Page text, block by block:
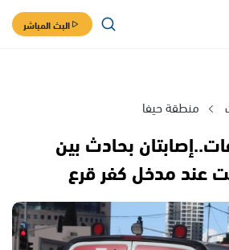
البث المباشر
منطقة حيفا
بحادث بين
عند مدخل كفر قرع